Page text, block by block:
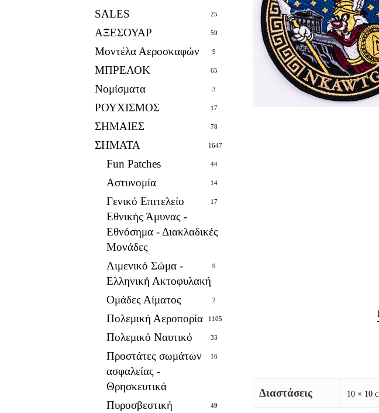
SALES 25
ΑΞΕΣΟΥΑΡ 59
Μοντέλα Αεροσκαφών 9
ΜΠΡΕΛΟΚ 65
Νομίσματα 3
ΡΟΥΧΙΣΜΟΣ 17
ΣΗΜΑΙΕΣ 78
ΣΗΜΑΤΑ 1647
Fun Patches 44
Αστυνομία 14
Γενικό Επιτελείο
Εθνικής Άμυνας -
Εθνόσημα - Διακλαδικές
Μονάδες
17
Λιμενικό Σώμα -
Ελληνική Ακτοφυλακή
9
Ομάδες Αίματος 2
Πολεμική Αεροπορία 1105
Πολεμικό Ναυτικό 33
Προστάτες σωμάτων
ασφαλείας -
Θρησκευτικά
16
Πυροσβεστική 49
Διαστάσεις 10 × 10